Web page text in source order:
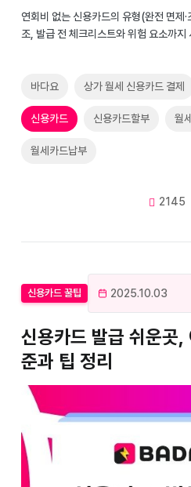
연회비 없는 신용카드의 유형(완전 면제
조, 발급 전 체크리스트와 위험 요소까
바다요 상가 월세 신용카드 결제
신용카드 신용카드할부 월
월세카드납부
2145
신용카드 꿀팁 2025.10.03
신용카드 발급 쉬운곳,
준과 팁 정리